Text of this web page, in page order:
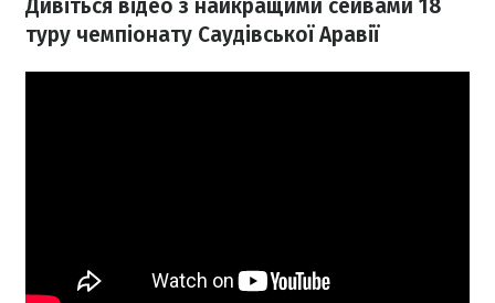
Дивіться відео з найкращими сейвами 18
туру чемпіонату Саудівської Аравії